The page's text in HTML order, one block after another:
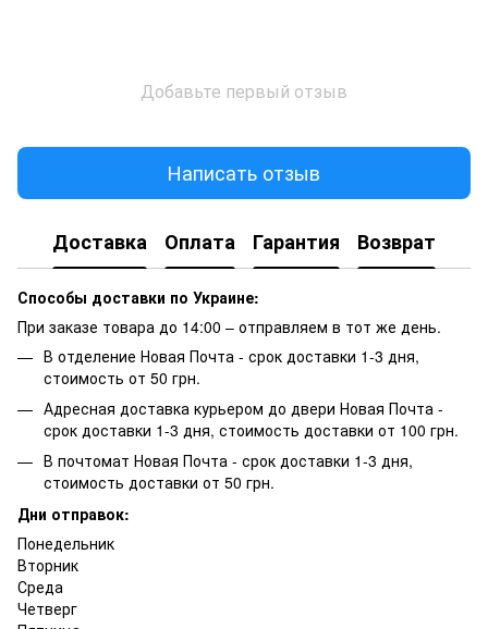
Добавьте первый отзыв
Написать отзыв
Доставка Оплата Гарантия Возврат
Способы доставки по Украине:
При заказе товара до 14:00 – отправляем в тот же день.
В отделение Новая Почта - срок доставки 1-3 дня,
стоимость от 50 грн.
Адресная доставка курьером до двери Новая Почта -
срок доставки 1-3 дня, стоимость доставки от 100 грн.
В почтомат Новая Почта - срок доставки 1-3 дня,
стоимость доставки от 50 грн.
Дни отправок:
Понедельник
Вторник
Среда
Четверг